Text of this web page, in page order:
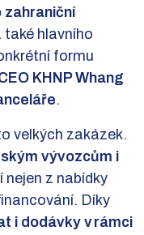
hlavního
formu
KHNP Whang
.
velkých zakázek.
vývozcům i
nejen z nabídky
Díky
i dodávky v rámci